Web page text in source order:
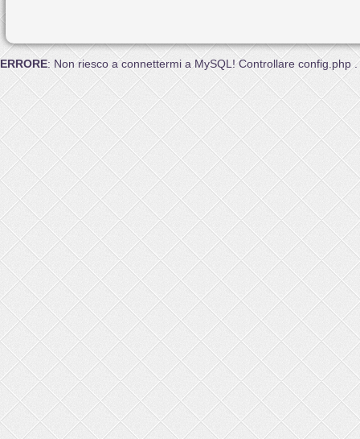
ERRORE: Non riesco a connettermi a MySQL! Controllare config.php .